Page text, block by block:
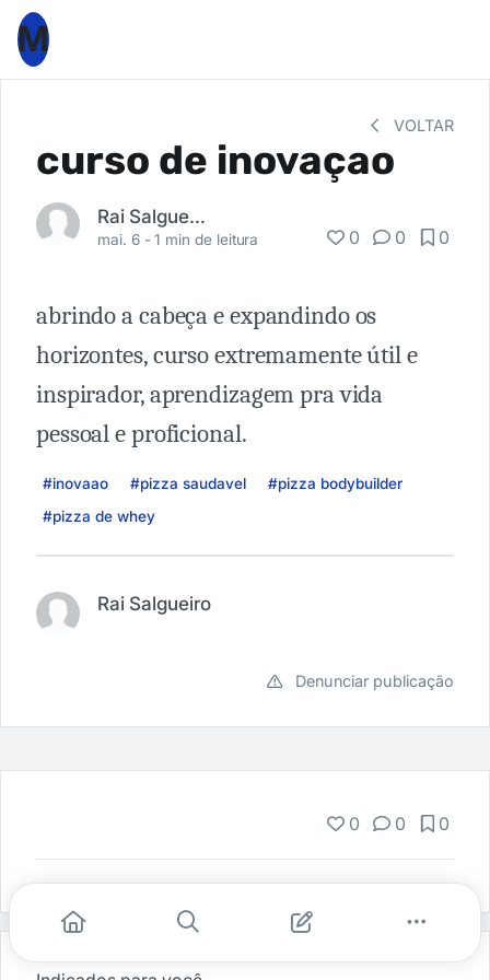
M
VOLTAR
curso de inovaçao
Rai Salgueiro
mai. 6 -1 min de leitura 0 0 0
abrindo a cabeça e expandindo os
horizontes, curso extremamente útil e
inspirador, aprendizagem pra vida
pessoal e proficional.
#inovaao #pizza saudavel
#pizza bodybuilder
#pizza de whey
Rai Salgueiro
Denunciar publicação
0 0 0